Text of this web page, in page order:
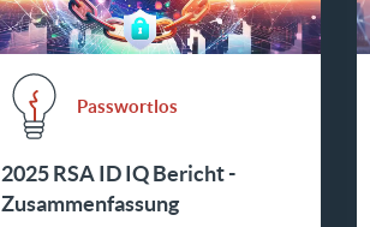
Passwortlos
2025 RSA ID IQ Bericht -
Zusammenfassung